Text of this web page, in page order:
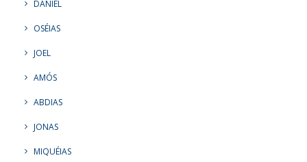
DANIEL
OSÉIAS
JOEL
AMÓS
ABDIAS
JONAS
MIQUÉIAS